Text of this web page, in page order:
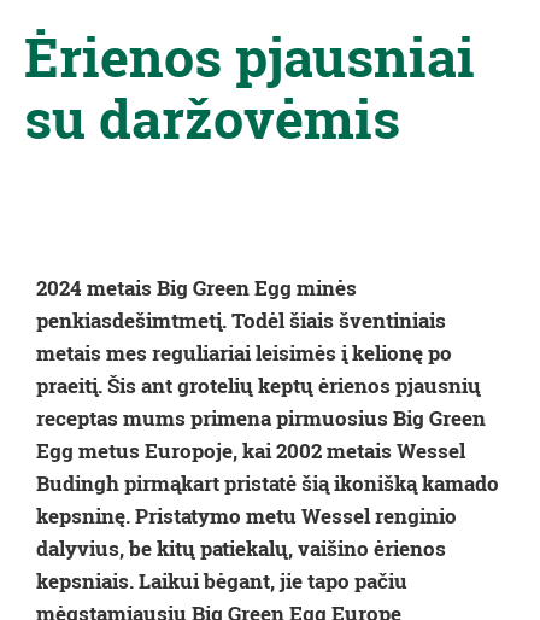
Ėrienos pjausniai
su daržovėmis
2024 metais Big Green Egg minės
penkiasdešimtmetį. Todėl šiais šventiniais
metais mes reguliariai leisimės į kelionę po
praeitį. Šis ant grotelių keptų ėrienos pjausnių
receptas mums primena pirmuosius Big Green
Egg metus Europoje, kai 2002 metais Wessel
Budingh pirmąkart pristatė šią ikonišką kamado
kepsninę. Pristatymo metu Wessel renginio
dalyvius, be kitų patiekalų, vaišino ėrienos
kepsniais. Laikui bėgant, jie tapo pačiu
mėgstamiausiu Big Green Egg Europe